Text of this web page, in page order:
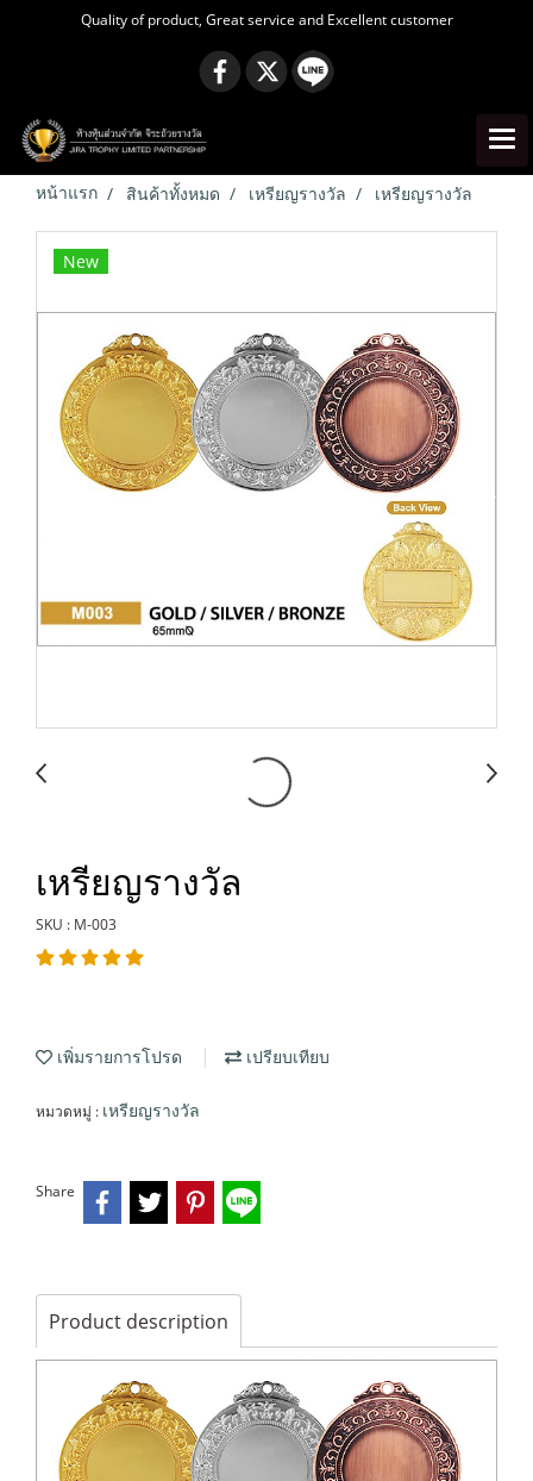
Quality of product, Great service and Excellent customer
หน้าแรก สินค้าทั้งหมด เหรียญรางวัล เหรียญรางวัล
New
เหรียญรางวัล
SKU : M-003
เพิ่มรายการโปรด เปรียบเทียบ
หมวดหมู่ : เหรียญรางวัล
Share
Product description